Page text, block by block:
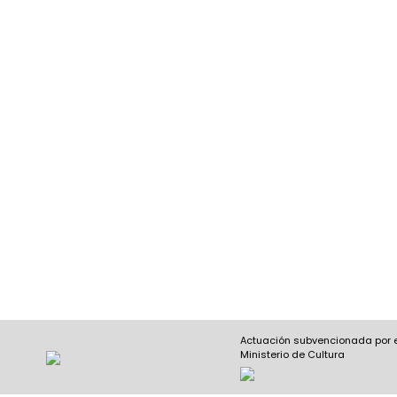
Actuación subvencionada por
Ministerio de Cultura